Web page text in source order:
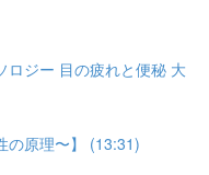
ロジー 目の疲れと便秘 大
の原理〜】 (13:31)